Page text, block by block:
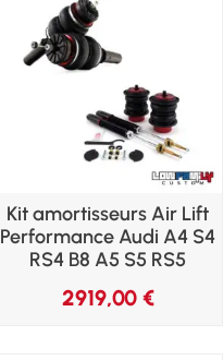
Kit amortisseurs Air Lift
Performance Audi A4 S4
RS4 B8 A5 S5 RS5
2919,00 €